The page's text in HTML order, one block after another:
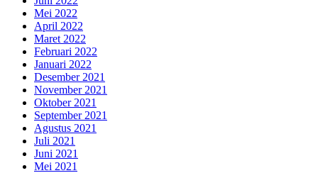
Mei 2022
April 2022
Maret 2022
Februari 2022
Januari 2022
Desember 2021
November 2021
Oktober 2021
September 2021
Agustus 2021
Juli 2021
Juni 2021
Mei 2021